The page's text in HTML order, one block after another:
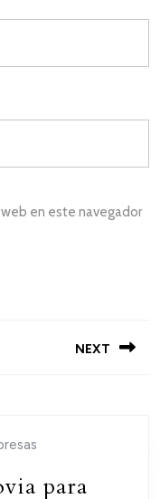
en este navegador
NEXT
para